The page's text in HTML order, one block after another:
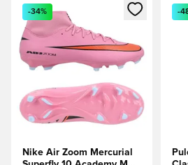
Megnyit egy modált a
-34%
Nike Air Zoom Mercurial
-